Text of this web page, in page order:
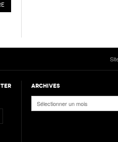
ARCHIVES
Archives